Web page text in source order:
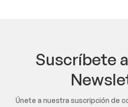
Suscríbete
Únete a nuestra suscripción de